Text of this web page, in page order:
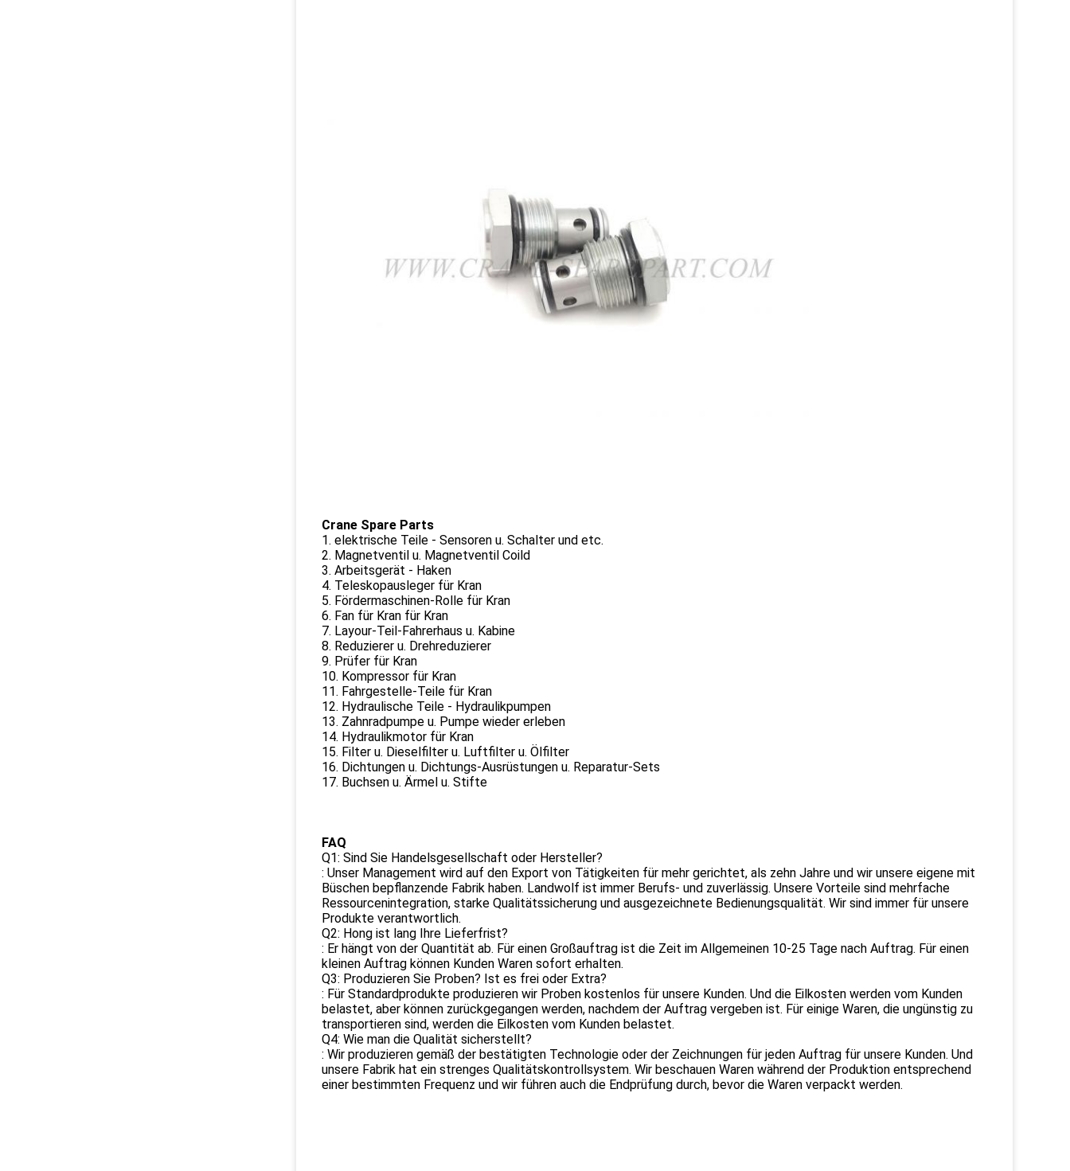
Crane Spare Parts
1. elektrische Teile - Sensoren u. Schalter und etc.
2. Magnetventil u. Magnetventil Coild
3. Arbeitsgerät - Haken
4. Teleskopausleger für Kran
5. Fördermaschinen-Rolle für Kran
6. Fan für Kran für Kran
7. Layour-Teil-Fahrerhaus u. Kabine
8. Reduzierer u. Drehreduzierer
9. Prüfer für Kran
10. Kompressor für Kran
11. Fahrgestelle-Teile für Kran
12. Hydraulische Teile - Hydraulikpumpen
13. Zahnradpumpe u. Pumpe wieder erleben
14. Hydraulikmotor für Kran
15. Filter u. Dieselfilter u. Luftfilter u. Ölfilter
16. Dichtungen u. Dichtungs-Ausrüstungen u. Reparatur-Sets
17. Buchsen u. Ärmel u. Stifte
FAQ
Q1: Sind Sie Handelsgesellschaft oder Hersteller?
: Unser Management wird auf den Export von Tätigkeiten für mehr gerichtet, als zehn Jahre und wir unsere eigene mit
Büschen bepflanzende Fabrik haben. Landwolf ist immer Berufs- und zuverlässig. Unsere Vorteile sind mehrfache
Ressourcenintegration, starke Qualitätssicherung und ausgezeichnete Bedienungsqualität. Wir sind immer für unsere
Produkte verantwortlich.
Q2: Hong ist lang Ihre Lieferfrist?
: Er hängt von der Quantität ab. Für einen Großauftrag ist die Zeit im Allgemeinen 10-25 Tage nach Auftrag. Für einen
kleinen Auftrag können Kunden Waren sofort erhalten.
Q3: Produzieren Sie Proben? Ist es frei oder Extra?
: Für Standardprodukte produzieren wir Proben kostenlos für unsere Kunden. Und die Eilkosten werden vom Kunden
belastet, aber können zurückgegangen werden, nachdem der Auftrag vergeben ist. Für einige Waren, die ungünstig zu
transportieren sind, werden die Eilkosten vom Kunden belastet.
Q4: Wie man die Qualität sicherstellt?
: Wir produzieren gemäß der bestätigten Technologie oder der Zeichnungen für jeden Auftrag für unsere Kunden. Und
unsere Fabrik hat ein strenges Qualitätskontrollsystem. Wir beschauen Waren während der Produktion entsprechend
einer bestimmten Frequenz und wir führen auch die Endprüfung durch, bevor die Waren verpackt werden.